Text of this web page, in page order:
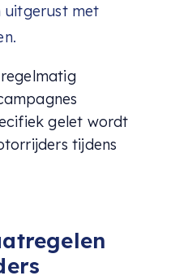
uitgerust met
gelet wordt
tijdens